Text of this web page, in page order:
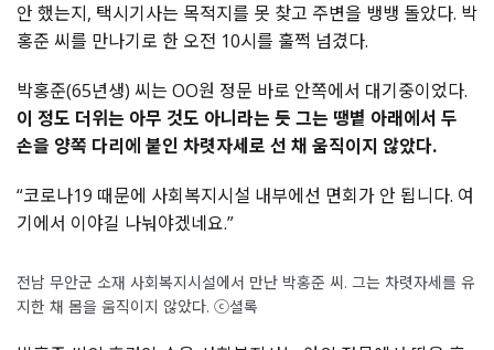
안 했는지, 택시기사는 목적지를 못 찾고 주변을 뱅뱅 돌았다. 박
홍준 씨를 만나기로 한 오전 10시를 훌쩍 넘겼다.
박홍준(65년생) 씨는 OO원 정문 바로 안쪽에서 대기중이었다.
이 정도 더위는 아무 것도 아니라는 듯 그는 땡볕 아래에서 두
손을 양쪽 다리에 붙인 차렷자세로 선 채 움직이지 않았다.
“코로나19 때문에 사회복지시설 내부에선 면회가 안 됩니다. 여
기에서 이야길 나눠야겠네요.”
전남 무안군 소재 사회복지시설에서 만난 박홍준 씨. 그는 차렷자세를 유
지한 채 몸을 움직이지 않았다. ⓒ셜록